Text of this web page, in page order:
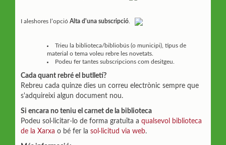
I aleshores l’opció Alta d'una subscripció.
Trieu la biblioteca/bibliobús (o municipi), tipus de
material o tema voleu rebre les novetats.
Podeu fer tantes subscripcions com desitgeu.
Cada quant rebré el butlletí?
Rebreu cada quinze dies un correu electrònic sempre que
s'adquireixi algun document nou.
Si encara no teniu el carnet de la biblioteca
Podeu sol·licitar-lo de forma gratuïta a qualsevol biblioteca
de la Xarxa o bé fer la sol·licitud via web.